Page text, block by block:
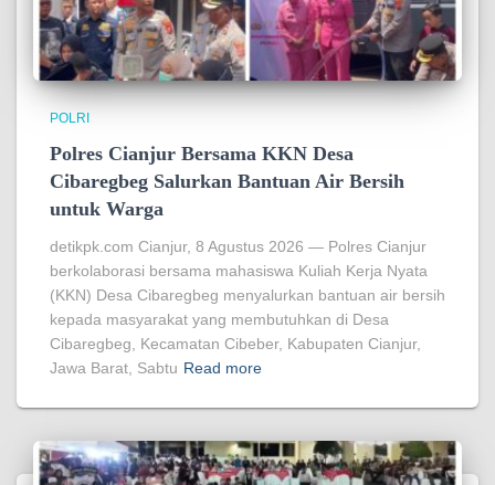
POLRI
Polres Cianjur Bersama KKN Desa
Cibaregbeg Salurkan Bantuan Air Bersih
untuk Warga
detikpk.com Cianjur, 8 Agustus 2026 — Polres Cianjur
berkolaborasi bersama mahasiswa Kuliah Kerja Nyata
(KKN) Desa Cibaregbeg menyalurkan bantuan air bersih
kepada masyarakat yang membutuhkan di Desa
Cibaregbeg, Kecamatan Cibeber, Kabupaten Cianjur,
Jawa Barat, Sabtu Read more